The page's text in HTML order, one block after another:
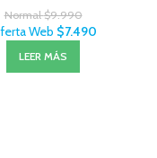
Normal$9.990
Web $7.490
LEER MÁS